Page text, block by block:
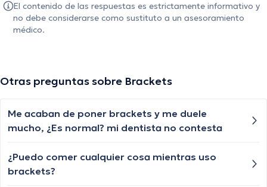
El contenido de las respuestas es estrictamente informativo y
no debe considerarse como sustituto a un asesoramiento
médico.
Otras preguntas sobre Brackets
Me acaban de poner brackets y me duele
mucho, ¿Es normal? mi dentista no contesta
¿Puedo comer cualquier cosa mientras uso
brackets?